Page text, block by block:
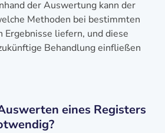
der Auswertung kann der
Methoden bei bestimmten
Ergebnisse liefern, und diese
Behandlung einfließen
eines Registers